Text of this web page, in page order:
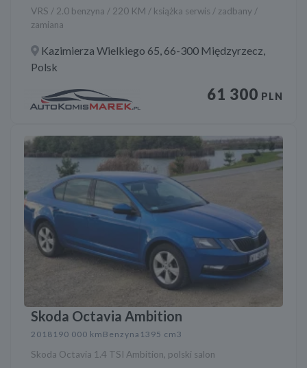
VRS / 2.0 benzyna / 220 KM / książka serwis / zadbany /
zamiana
Kazimierza Wielkiego 65, 66-300 Międzyrzecz,
Polsk
61 300 PLN
Skoda Octavia Ambition
2018 190 000 km Benzyna 1395 cm3
Skoda Octavia 1.4 TSI Ambition, polski salon